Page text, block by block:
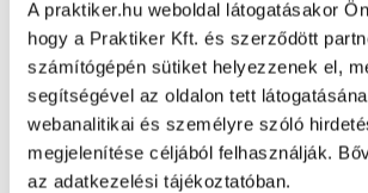
A praktiker.hu weboldal látogatásakor
hogy a Praktiker Kft. és szerződött
számítógépén sütiket helyezzenek el,
segítségével az oldalon tett
webanalitikai és személyre szóló
megjelenítése céljából felhasználják.
az adatkezelési tájékoztatóban.
Oldal újratöltése